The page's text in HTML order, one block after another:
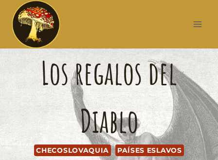
Los regalos del
Diablo
CHECOSLOVAQUIA PAÍSES ESLAVOS